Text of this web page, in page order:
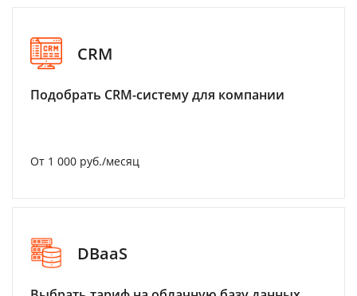
CRM
Подобрать CRM-систему для компании
От 1 000 руб./месяц
DBaaS